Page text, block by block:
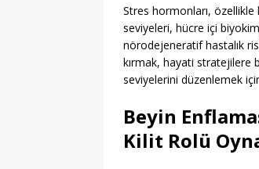
Stres hormonları,
seviyeleri, hücre içi
nörodejeneratif hastalık
kırmak, hayati stratejilere
seviyelerini düzenlemek
Beyin
Kilit Rolü